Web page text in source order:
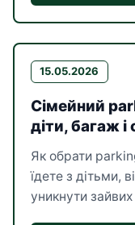
15.05.2026
Сімейний
діти, багаж і
Як обрати
їдете з дітьми,
уникнути